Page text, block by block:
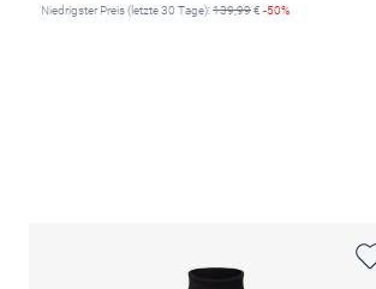
Niedrigster Preis (letzte 30 Tage):139,99€ -50%